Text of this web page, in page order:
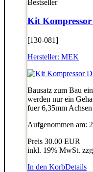
Bestseller
Kit
[130-081]
Hersteller: MEK
Bausatz zum Bau
werden nur ein
fuer 6,35mm
Aufgenommen am:
Preis 30.00 EUR
inkl. 19% MwSt.
In den KorbDetails